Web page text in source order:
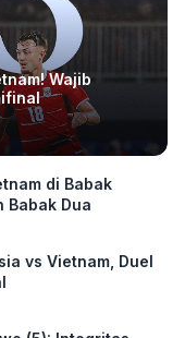
Wajib
di Babak
Babak Dua
vs Vietnam, Duel